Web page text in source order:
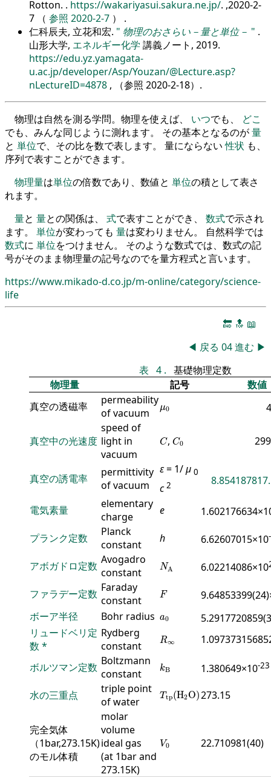
Rotton. . https://wakariyasui.sakura.ne.jp/. ,2020-2-
7 （ 参照 2020-2-7 ） .
仁科辰夫, 立花和宏.
物理のおさらい－量と単位－
.
山形大学, エネルギー化学 講義ノート, 2019.
https://edu.yz.yamagata-
u.ac.jp/developer/Asp/Youzan/@Lecture.asp?
nLectureID=4878 , （参照 2020-2-18）.
物理は自然を測る学問。物理を使えば、 いつでも、 どこ
でも、みんな同じように測れます。 その基本となるのが量
と 単位で、その比を数で表します。 量にならない性状 も、
序列で表すことができます。
物理量は単位の倍数であり、数値と 単位の積として表さ
れます。
量と 量との関係は、 式で表すことができ、 数式で示され
ます。 単位が変わっても 量は変わりません。 自然科学では
数式に 単位をつけません。 そのような数式では、数式の記
号がそのまま物理量の記号なのでを量方程式と言います。
https://www.mikado-d.co.jp/m-online/category/science-
life
🔚 🔝 📖
◀ 戻る 04進む ▶
表 4 . 基礎物理定数
物理量
記号
数値
真空の透磁率
permeability
of vacuum
μ0
μ0 4
真空中の光速度
speed of
light in
vacuum
C
C, C0
C0
真空の誘電率
permittivity
of vacuum
ε= 1/μ 0
c2
電気素量
elementary
charge
e
プランク定数
Planck
constant
h 6.62607015×10
アボガドロ定数 Avogadro
constant
NA
NA 6.02214086×10
ファラデー定数 Faraday
constant
F
F
ボーア半径
Bohr radius a0
a0
リュードベリ定
数 *
Rydberg
constant
R∞
R∞
ボルツマン定数 Boltzmann
constant
kB
k 1.380649×10-23
水の三重点
triple point
of water
T tp(H2O)
Ttp(H 2O)273.15
完全気体
（1bar,273.15K)
のモル体積
molar
volume
ideal gas
(at 1bar and
273.15K)
V0
V0 22.710981(40)